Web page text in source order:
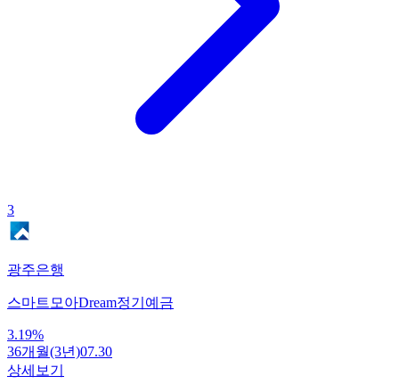
3
광주은행
스마트모아Dream정기예금
3.19%
36개월(3년)07.30
상세보기